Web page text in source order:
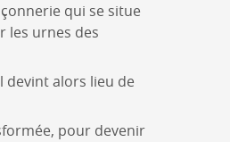
qui se situe
les urnes des
devint alors lieu de
pour devenir